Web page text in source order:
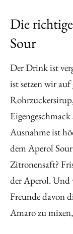
Die
Sour
Der Drink ist
ist setzen wir auf
Ausnahme ist
dem Aperol
Zitronensaft?
der Aperol. Und
Freunde davon
Amaro zu